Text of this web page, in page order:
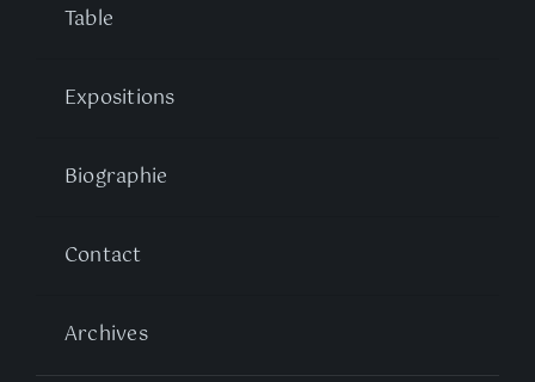
Table
Expositions
Biographie
Contact
Archives